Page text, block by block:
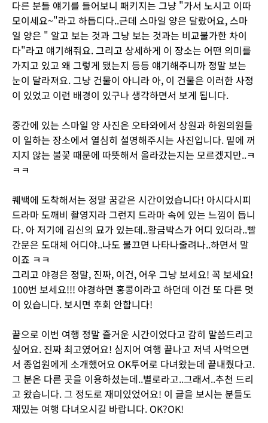
다른 분들 얘기를 들어보니 패키지는 그냥 "가서 노시고 이따
모이세요~"라고 하듭디다..근데 스마일 양은 달랐어요, 스마
일 양은 " 알고 보는 것과 그냥 보는 것과는 비교불가한 차이
다"라고 얘기해줘요. 그리고 상세하게 이 장소는 어떤 의미를
가지고 있고 왜 그렇게 됐는지 등등 얘기해주니까 정말 보는
눈이 달라져요. 그냥 건물이 아니라 아, 이 건물은 이러한 사정
이 있었고 이런 배경이 있구나 생각하면서 보게 됩니다.
중간에 있는 스마일 양 사진은 오타와에서 상원과 하원의원들
이 일하는 장소에서 열심히 설명해주시는 사진입니다. 밑에 꺼
지지 않는 불꽃 때문에 따뜻해서 올라갔는지는 모르겠지만..ㅋ
ㅋㅋ
퀘백에 도착해서는 정말 꿈같은 시간이었습니다! 아시다시피
드라마 도깨비 촬영지라 그런지 드라마 속에 있는 느낌이 듭니
다. 아 저기에 김신의 묘가 있는데..황금박스가 어디 있더라..빨
간문은 도대체 어디야..나도 불끄면 나타나줄려나..하면서 말
이죠 ㅋㅋ
그리고 야경은 정말, 진짜, 이건, 어우 그냥 보세요! 꼭 보세요!
100번 보세요!!! 야경하면 홍콩이라고 하던데 이건 또 다른 멋
이 있습니다. 보시면 후회 안합니다!
끝으로 이번 여행 정말 즐거운 시간이었다고 감히 말씀드리고
싶어요. 진짜 최고였어요! 심지어 여행 끝나고 저녁 사먹으면
서 종업원에게 소개했어요 OK투어로 다녀왔는데 끝내줬다고.
그 분은 다른 곳을 이용하셨는데..별로라고..그래서..추천 드리
고 왔습니다. 그 정도로 재미있었어요! 이 글을 보시는 분들도
재밌는 여행 다녀오시길 바랍니다. OK?OK!